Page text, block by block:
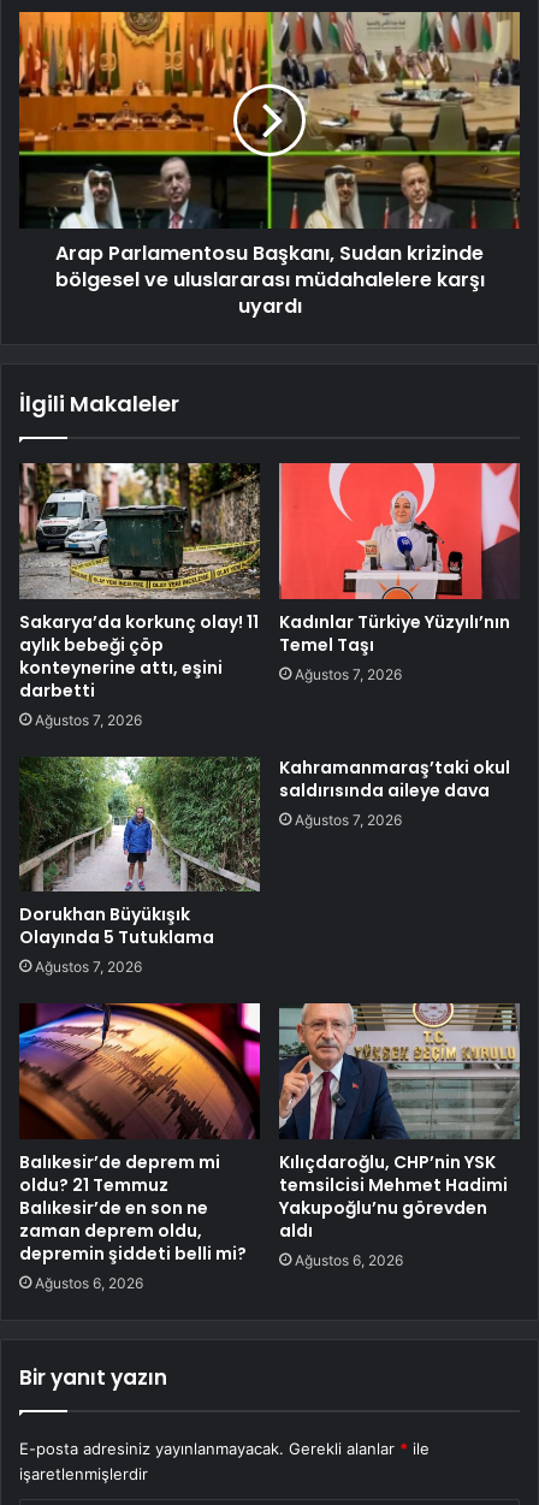
Arap Parlamentosu Başkanı, Sudan krizinde
bölgesel ve uluslararası müdahalelere karşı
uyardı
İlgili Makaleler
Sakarya’da korkunç olay! 11
aylık bebeği çöp
konteynerine attı, eşini
darbetti
Ağustos 7, 2026
Kadınlar Türkiye Yüzyılı’nın
Temel Taşı
Ağustos 7, 2026
Dorukhan Büyükışık
Olayında 5 Tutuklama
Ağustos 7, 2026
Kahramanmaraş’taki okul
saldırısında aileye dava
Ağustos 7, 2026
Balıkesir’de deprem mi
oldu? 21 Temmuz
Balıkesir’de en son ne
zaman deprem oldu,
depremin şiddeti belli mi?
Ağustos 6, 2026
Kılıçdaroğlu, CHP’nin YSK
temsilcisi Mehmet Hadimi
Yakupoğlu’nu görevden
aldı
Ağustos 6, 2026
Bir yanıt yazın
E-posta adresiniz yayınlanmayacak. Gerekli alanlar * ile
işaretlenmişlerdir